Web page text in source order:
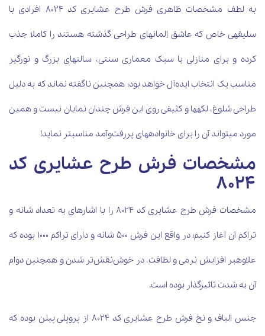
به لطف مشخصات ظاهری فرش طرح عشایری کد 8024 افرادی با
سلیقه‏ی خاص که عاشق اِلمان‏های طراحی گذشته هستند را کاملا جذب
کرده و برای منازلی با سبک معماری سنتی، سالن‏های بزرگ و نورگیر
مناسب یک انتخاب ایده‌آل خواهد بود؛ همچنین ناگفته نماند که به دلیل
طراحی شلوغ، لکه‎ها و کثیفی روی این فرش چندان نمایان نیست و همین
مورد می‎تواند آن را برای خانواده‎های پررفت‌وآمد مناسب‎تر نماید!
مشخصات فرش طرح عشایری کد
8024
مشخصات فرش طرح عشایری کد 8024 را با اشاره‎ای به تعداد شانه و
تراکم آن آغاز کنیم؛ در واقع این فرش 500 شانه و دارای تراکم 1000 بوده که
علاوه‎بر افزایش نرمی و لطافت، در خوش‌نقش‌تر شدن و همچنین دوام
آن به شدت تاثیرگذار بوده است.
جنس الیاف و نخ فرش طرح عشایری کد 8024 از پروپلی پیلن بوده که